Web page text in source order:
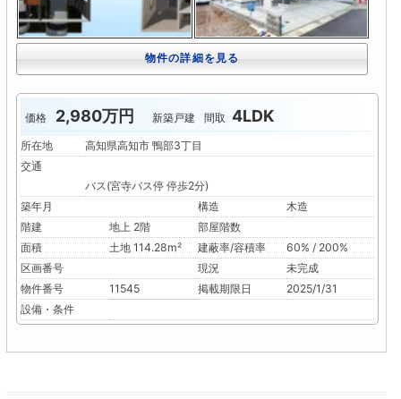
物件の詳細を見る
価格 2,980万円 新築戸建 間取 4LDK
所在地
高知県高知市 鴨部3丁目
交通
バス(宮寺バス停 停歩2分)
築年月
構造
木造
階建
地上 2階
部屋階数
面積
土地 114.28m² 建蔽率/容積率
60% / 200%
区画番号
現況
未完成
物件番号
11545 掲載期限日
2025/1/31
設備・条件